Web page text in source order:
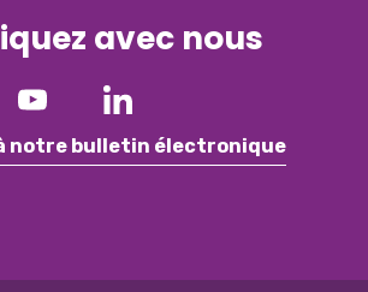
avec nous
notre bulletin électronique